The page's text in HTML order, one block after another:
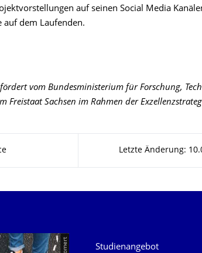
auf seinen Social Media
auf dem Laufenden.
vom Bundesministerium für Forschung,
Freistaat Sachsen im Rahmen der
Letzte Änderung:
Unsere Dienste
Studienangebot